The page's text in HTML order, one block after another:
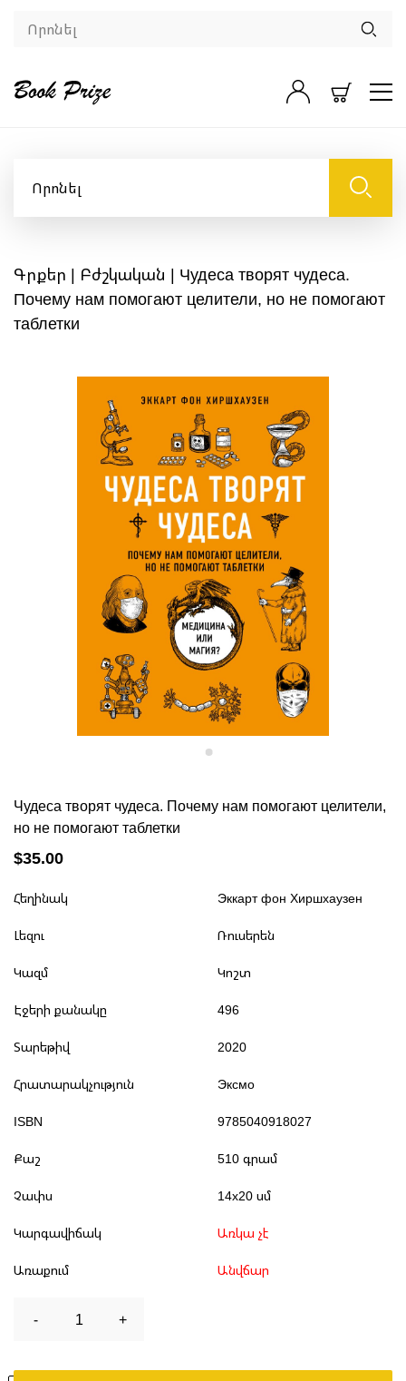
Գրքեր | Բժշկական | Чудеса творят чудеса.
Почему нам помогают целители, но не помогают
таблетки
Чудеса творят чудеса. Почему нам помогают целители,
но не помогают таблетки
$35.00
Հեղինակ Эккарт фон Хиршхаузен
Լեզու Ռուսերեն
Կազմ Կոշտ
Էջերի քանակը 496
Տարեթիվ 2020
Հրատարակչություն Эксмо
ISBN 9785040918027
Քաշ 510 գրամ
Չափս 14x20 սմ
Կարգավիճակ Առկա չէ
Առաքում Անվճար
- 1 +